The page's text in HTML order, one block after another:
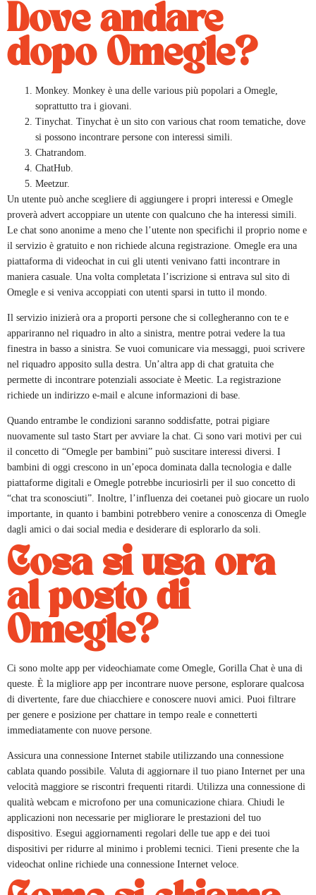
Dove andare
dopo Omegle?
Monkey. Monkey è una delle various più popolari a Omegle,
soprattutto tra i giovani.
Tinychat. Tinychat è un sito con various chat room tematiche, dove
si possono incontrare persone con interessi simili.
Chatrandom.
ChatHub.
Meetzur.
Un utente può anche scegliere di aggiungere i propri interessi e Omegle
proverà advert accoppiare un utente con qualcuno che ha interessi simili.
Le chat sono anonime a meno che l’utente non specifichi il proprio nome e
il servizio è gratuito e non richiede alcuna registrazione. Omegle era una
piattaforma di videochat in cui gli utenti venivano fatti incontrare in
maniera casuale. Una volta completata l’iscrizione si entrava sul sito di
Omegle e si veniva accoppiati con utenti sparsi in tutto il mondo.
Il servizio inizierà ora a proporti persone che si collegheranno con te e
appariranno nel riquadro in alto a sinistra, mentre potrai vedere la tua
finestra in basso a sinistra. Se vuoi comunicare via messaggi, puoi scrivere
nel riquadro apposito sulla destra. Un’altra app di chat gratuita che
permette di incontrare potenziali associate è Meetic. La registrazione
richiede un indirizzo e-mail e alcune informazioni di base.
Quando entrambe le condizioni saranno soddisfatte, potrai pigiare
nuovamente sul tasto Start per avviare la chat. Ci sono vari motivi per cui
il concetto di “Omegle per bambini” può suscitare interessi diversi. I
bambini di oggi crescono in un’epoca dominata dalla tecnologia e dalle
piattaforme digitali e Omegle potrebbe incuriosirli per il suo concetto di
“chat tra sconosciuti”. Inoltre, l’influenza dei coetanei può giocare un ruolo
importante, in quanto i bambini potrebbero venire a conoscenza di Omegle
dagli amici o dai social media e desiderare di esplorarlo da soli.
Cosa si usa ora
al posto di
Omegle?
Ci sono molte app per videochiamate come Omegle, Gorilla Chat è una di
queste. È la migliore app per incontrare nuove persone, esplorare qualcosa
di divertente, fare due chiacchiere e conoscere nuovi amici. Puoi filtrare
per genere e posizione per chattare in tempo reale e connetterti
immediatamente con nuove persone.
Assicura una connessione Internet stabile utilizzando una connessione
cablata quando possibile. Valuta di aggiornare il tuo piano Internet per una
velocità maggiore se riscontri frequenti ritardi. Utilizza una connessione di
qualità webcam e microfono per una comunicazione chiara. Chiudi le
applicazioni non necessarie per migliorare le prestazioni del tuo
dispositivo. Esegui aggiornamenti regolari delle tue app e dei tuoi
dispositivi per ridurre al minimo i problemi tecnici. Tieni presente che la
videochat online richiede una connessione Internet veloce.